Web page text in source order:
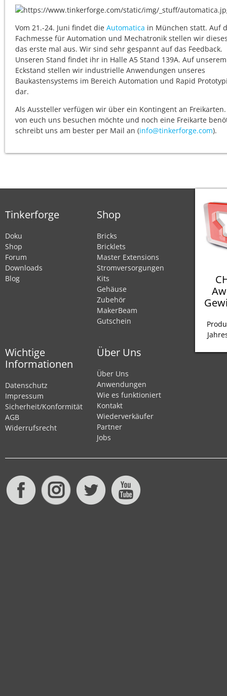
Vom 21.-24. Juni findet die Automatica in München statt. Auf
Fachmesse für Automation und Mechatronik stellen wir
das erste mal aus. Wir sind sehr gespannt auf das Feedback.
Unseren Stand findet ihr in Halle A5 Stand 139A. Auf unserem
Eckstand stellen wir industrielle Anwendungen unseres
Baukastensystems im Bereich Automation und Rapid
dar.
Als Aussteller verfügen wir über ein Kontingent an
von euch uns besuchen möchte und noch eine Freikarte
schreibt uns am bester per Mail an (info@tinkerforge.com).
Tinkerforge
Doku
Shop
Forum
Downloads
Blog
Shop
Bricks
Bricklets
Master Extensions
Stromversorgungen
Kits
Gehäuse
Zubehör
MakerBeam
Gutschein
Wichtige
Informationen
Datenschutz
Impressum
Sicherheit/Konformität
AGB
Widerrufsrecht
Über Uns
Über Uns
Anwendungen
Wie es funktioniert
Kontakt
Wiederverkäufer
Partner
Jobs